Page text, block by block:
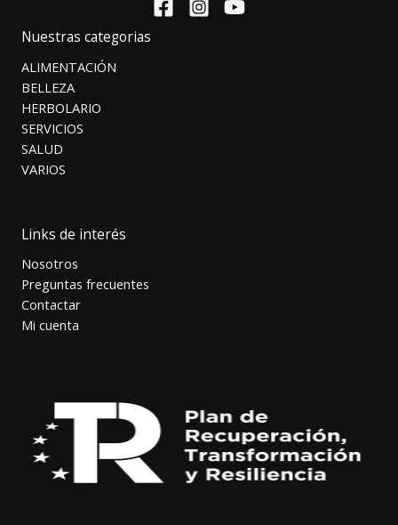
Nuestras categorias
ALIMENTACIÓN
BELLEZA
HERBOLARIO
SERVICIOS
SALUD
VARIOS
Links de interés
Nosotros
Preguntas frecuentes
Contactar
Mi cuenta